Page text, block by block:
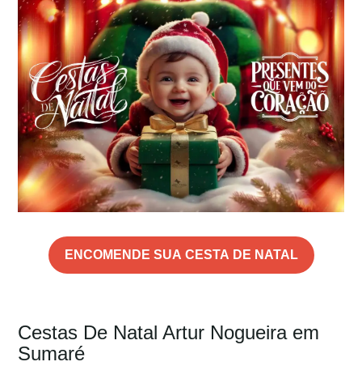
Cestas De Natal Artur Nogueira em
Sumaré
ENCOMENDE SUA CESTA DE NATAL